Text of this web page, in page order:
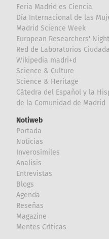
Feria Madrid es Ciencia
Día Internacional de las
Madrid Science Week
European Researchers' Night
Red de Laboratorios
Wikipedia madri+d
Science & Culture
Science & Heritage
Cátedra del Español y la
de la Comunidad de Madrid
Notiweb
Portada
Noticias
Inverosímiles
Analisis
Entrevistas
Blogs
Agenda
Reseñas
Magazine
Mentes Críticas